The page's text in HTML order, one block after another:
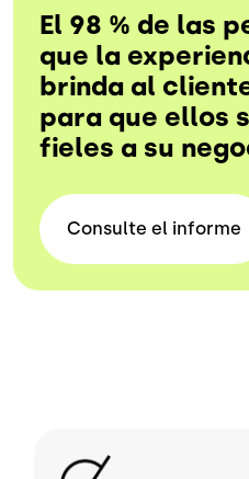
El 98 % de las
que la
brinda al
para que ellos
fieles a su
Consulte el informe
Image